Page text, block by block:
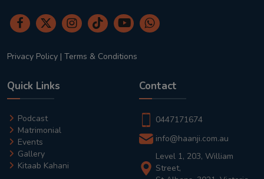
Privacy Policy | Terms & Conditions
Quick Links
Podcast
Matrimonial
Events
Gallery
Kitaab Kahani
Contact
0447171674
info@haanji.com.au
Level 1, 203, William
Street,